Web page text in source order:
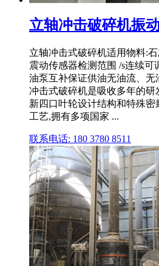
立轴冲击破碎机振
立轴冲击式破碎机适用物料:
震动传感器检测范围 /s连续可
油泵互补保证供油无油流、
冲击式破碎机是吸收多年的
新四口叶轮设计结构和特殊
工艺,拥有多项国家 ...
联系电话: 180 3780 8511